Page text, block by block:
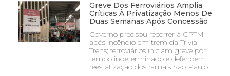
Greve Dos Ferroviários Amplia
Críticas À Privatização Menos De
Duas Semanas Após Concessão
Governo precisou recorrer à CPTM
após incêndio em trem da Trivia
Trens; ferroviários iniciam greve por
tempo indeterminado e defendem
reestatização dos ramais São Paulo